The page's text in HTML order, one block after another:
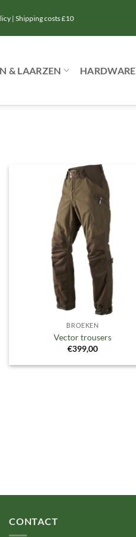
| Shipping costs £10
& LAARZEN HARDWARE
BROEKEN
Vector trousers
€399,00
CONTACT